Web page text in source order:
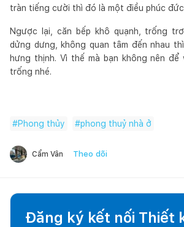
tràn tiếng cười thì đó là một điều phúc
Ngược lại, căn bếp khô quạnh, trống
dửng dưng, không quan tâm đến nhau
hưng thịnh. Vì thế mà bạn không nên
trống nhé.
#Phong thủy #phong thuỷ nhà ở
Cẩm Vân Theo dõi
Đăng ký kết nối Thiết